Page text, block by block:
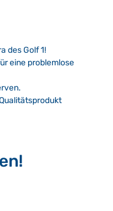
des Golf 1!
eine problemlose